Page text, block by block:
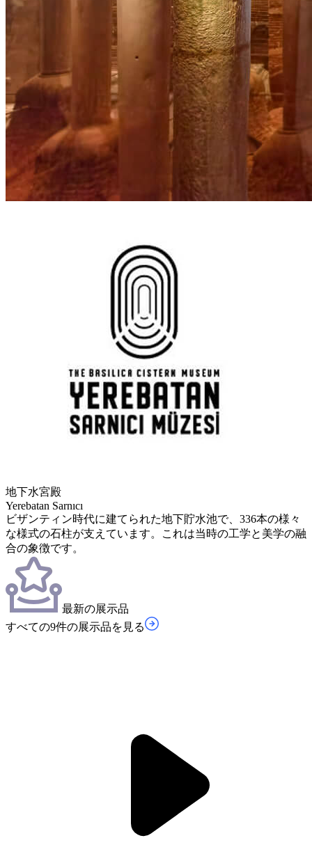
地下水宮殿
Yerebatan Sarnıcı
ビザンティン時代に建てられた地下貯水池で、336本の様々
な様式の石柱が支えています。これは当時の工学と美学の融
合の象徴です。
最新の展示品
すべての9件の展示品を見る